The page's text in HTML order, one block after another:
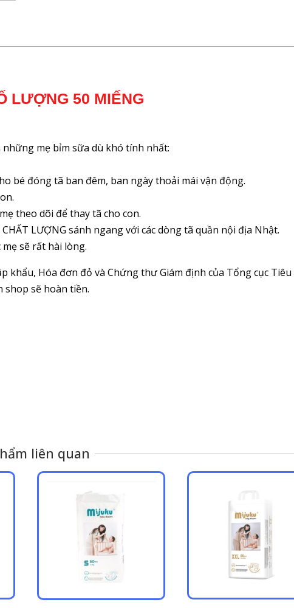
LƯỢNG 50 MIẾNG
mẹ bỉm sữa dù khó tính nhất:
bé đóng tã ban đêm, ban ngày thoải mái vận động.
theo dõi để thay tã cho con.
LƯỢNG sánh ngang với các dòng tã quần nội địa Nhật.
sẽ rất hài lòng.
khẩu, Hóa đơn đỏ và Chứng thư Giám định của Tổng cục Tiêu
shop sẽ hoàn tiền.
liên quan